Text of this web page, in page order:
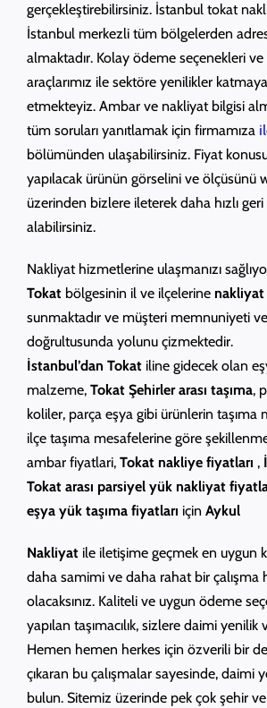
gerçekleştirebilirsiniz. İstanbul tokat
İstanbul merkezli tüm bölgelerden
almaktadır. Kolay ödeme seçenekleri
araçlarımız ile sektöre yenilikler
etmekteyiz. Ambar ve nakliyat bilgisi
tüm soruları yanıtlamak için firmamıza
bölümünden ulaşabilirsiniz. Fiyat
yapılacak ürünün görselini ve ölçüsünü
üzerinden bizlere ileterek daha hızlı
alabilirsiniz.
Nakliyat hizmetlerine ulaşmanızı
Tokat bölgesinin il ve ilçelerine nakliyat
sunmaktadır ve müşteri memnuniyeti
doğrultusunda yolunu çizmektedir.
İstanbul’dan Tokat iline gidecek olan
malzeme, Tokat Şehirler arası taşıma,
koliler, parça eşya gibi ürünlerin taşıma
ilçe taşıma mesafelerine göre
ambar fiyatlari, Tokat nakliye fiyatları ,
Tokat arası parsiyel yük nakliyat
eşya yük taşıma fiyatları için Aykul
Nakliyat ile iletişime geçmek en uygun
daha samimi ve daha rahat bir çalışma
olacaksınız. Kaliteli ve uygun ödeme
yapılan taşımacılık, sizlere daimi yenilik
Hemen hemen herkes için özverili bir
çıkaran bu çalışmalar sayesinde, daimi
bulun. Sitemiz üzerinde pek çok şehir